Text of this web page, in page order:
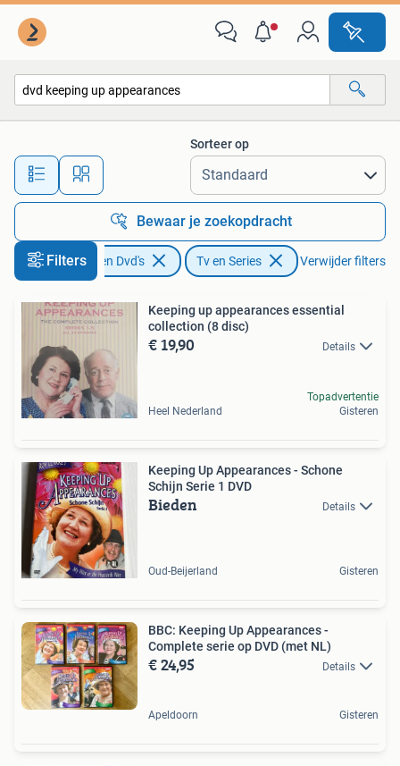
Alle afstanden…
Sorteer op
Bewaar je zoekopdracht
FiltersCd's en Dvd's Tv en Series Verwijder filters
Keeping up appearances essential
collection (8 disc)
€ 19,90 Details
Heel Nederland
Topadvertentie
Gisteren
Keeping Up Appearances - Schone
Schijn Serie 1 DVD
Bieden Details
Oud-Beijerland Gisteren
BBC: Keeping Up Appearances -
Complete serie op DVD (met NL)
€ 24,95 Details
Apeldoorn Gisteren